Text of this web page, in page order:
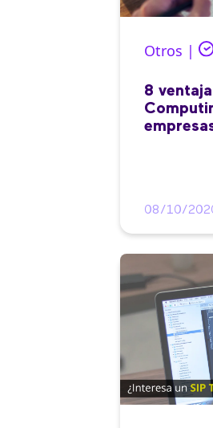
Otros |
8
08/10/